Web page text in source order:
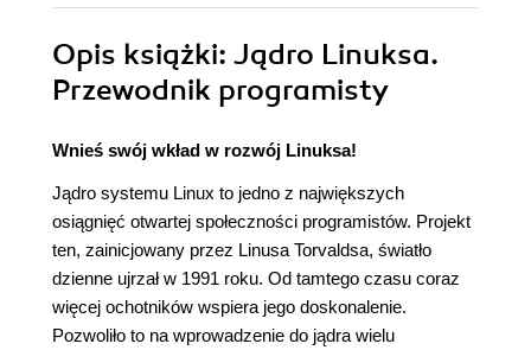
Opis książki: Jądro Linuksa.
Przewodnik programisty
Wnieś swój wkład w rozwój Linuksa!
Jądro systemu Linux to jedno z największych
osiągnięć otwartej społeczności programistów. Projekt
ten, zainicjowany przez Linusa Torvaldsa, światło
dzienne ujrzał w 1991 roku. Od tamtego czasu coraz
więcej ochotników wspiera jego doskonalenie.
Pozwoliło to na wprowadzenie do jądra wielu